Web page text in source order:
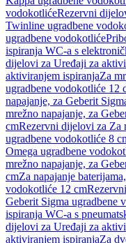
vodokotlićeRezervni
Twinline ugradbene
ugradbene vodokotliće
ispiranja WC-a s
dijelovi za Uređaji za
aktiviranjem ispiranjaZa
ugradbene vodokotliće 12
napajanje, za Geberit
mrežno napajanje, za
cmRezervni dijelovi za Za
ugradbene vodokotliće 8
Omega ugradbene
mrežno napajanje, za
cmZa napajanje
vodokotliće 12 cm
Geberit Sigma ugradbene
ispiranja WC-a s
dijelovi za Uređaji za
aktiviranjem ispiranjaZa